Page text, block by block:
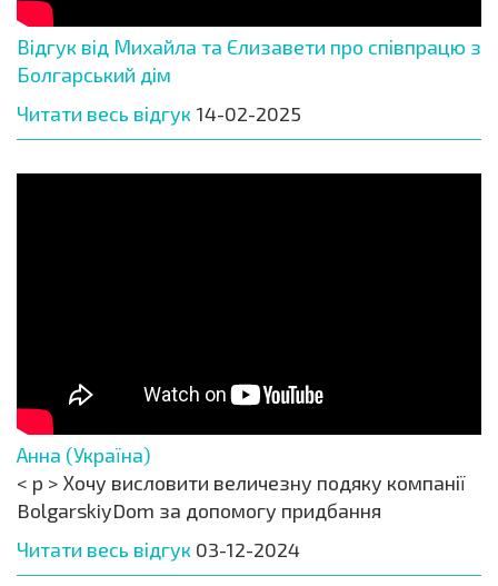
Відгук від Михайла та Єлизавети про співпрацю з
Болгарський дім
Читати весь відгук 14-02-2025
Анна (Україна)
< p > Хочу висловити величезну подяку компанії
BolgarskiyDom за допомогу придбання
Читати весь відгук 03-12-2024